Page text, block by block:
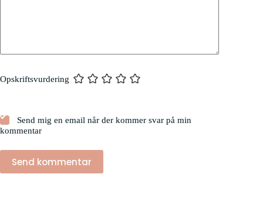
Opskriftsvurdering
Send mig en email når der kommer svar på min
kommentar
Send kommentar